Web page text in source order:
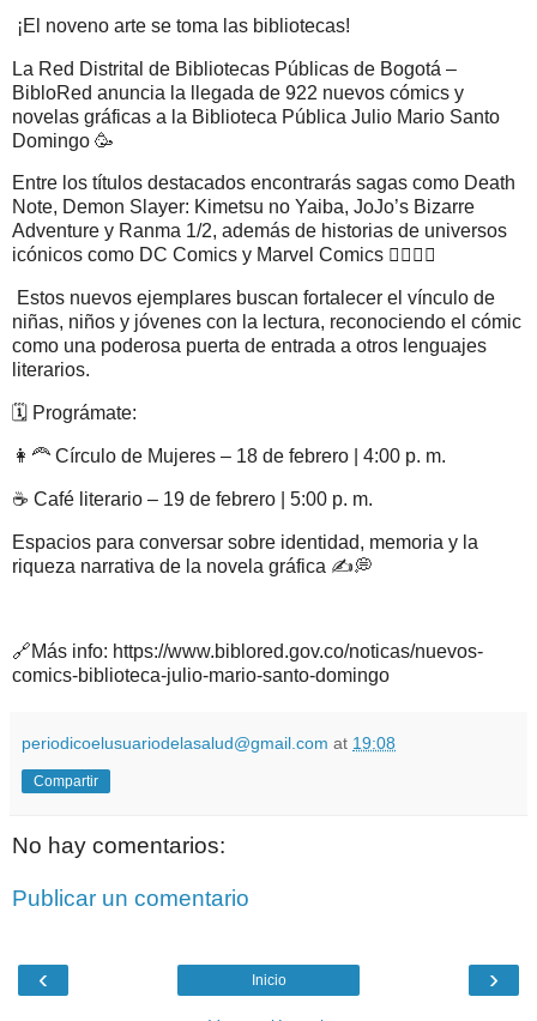
¡El noveno arte se toma las bibliotecas!
La Red Distrital de Bibliotecas Públicas de Bogotá –
BibloRed anuncia la llegada de 922 nuevos cómics y
novelas gráficas a la Biblioteca Pública Julio Mario Santo
Domingo 🥳
Entre los títulos destacados encontrarás sagas como Death
Note, Demon Slayer: Kimetsu no Yaiba, JoJo’s Bizarre
Adventure y Ranma 1/2, además de historias de universos
icónicos como DC Comics y Marvel Comics 🦸‍♀️🦸‍♂️
Estos nuevos ejemplares buscan fortalecer el vínculo de
niñas, niños y jóvenes con la lectura, reconociendo el cómic
como una poderosa puerta de entrada a otros lenguajes
literarios.
🗓️ Prográmate:
👩‍🦰 Círculo de Mujeres – 18 de febrero | 4:00 p. m.
☕ Café literario – 19 de febrero | 5:00 p. m.
Espacios para conversar sobre identidad, memoria y la
riqueza narrativa de la novela gráfica ✍️💭
🔗Más info: https://www.biblored.gov.co/noticas/nuevos-
comics-biblioteca-julio-mario-santo-domingo
periodicoelusuariodelasalud@gmail.com at 19:08
Compartir
No hay comentarios:
Publicar un comentario
‹ ›
Inicio